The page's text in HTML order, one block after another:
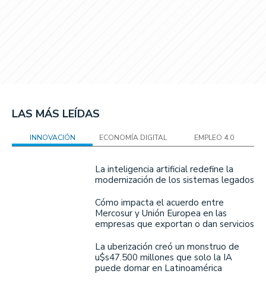
LAS MÁS LEÍDAS
INNOVACIÓN ECONOMÍA DIGITAL EMPLEO 4.0
La inteligencia artificial redefine la
modernización de los sistemas legados
Cómo impacta el acuerdo entre
Mercosur y Unión Europea en las
empresas que exportan o dan servicios
La uberización creó un monstruo de
u$s47.500 millones que solo la IA
puede domar en Latinoamérica